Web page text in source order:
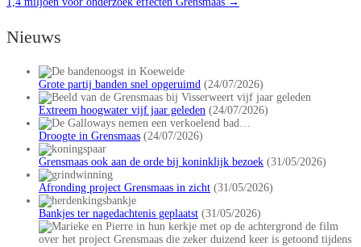
Nieuws
Grote partij banden snel opgeruimd (24/07/2026)
Extreem hoogwater vijf jaar geleden (24/07/2026)
Droogte in Grensmaas (24/07/2026)
Grensmaas ook aan de orde bij koninklijk bezoek (31/05/2026)
Afronding project Grensmaas in zicht (31/05/2026)
Bankjes ter nagedachtenis geplaatst (31/05/2026)